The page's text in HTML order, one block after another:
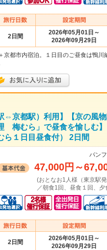
2日間
2026年05月01日～
2026年09月29日
都市内宿泊。１日目のご昼食は鴨川
⇔京都駅）利用】【京の風
梅むら」で昼食を愉しむ
１日目昼食付） 2日間
パン
47,000円 ～
(おとなお1人様（東京駅
／朝食1回、昼食１回、
2日間
2026年05月01日～
2026年09月29日